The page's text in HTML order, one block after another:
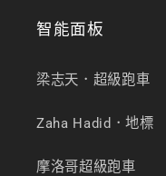
智能面板
梁志天．超級跑車
Zaha Hadid．地標
摩洛哥超級跑車